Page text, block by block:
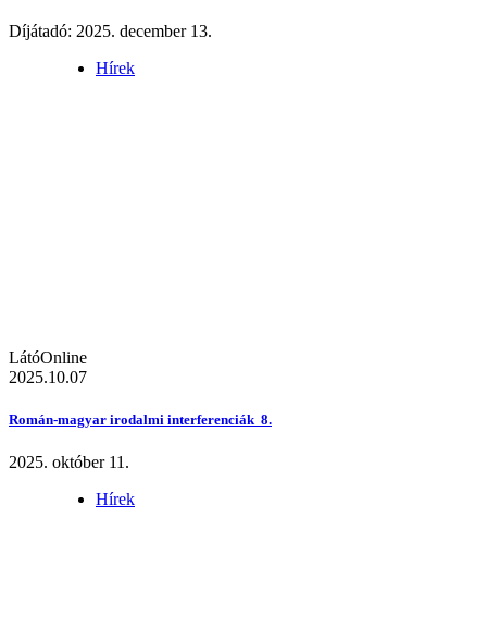
Díjátadó: 2025. december 13.
Hírek
LátóOnline
2025.10.07
Román-magyar irodalmi interferenciák 8.
2025. október 11.
Hírek